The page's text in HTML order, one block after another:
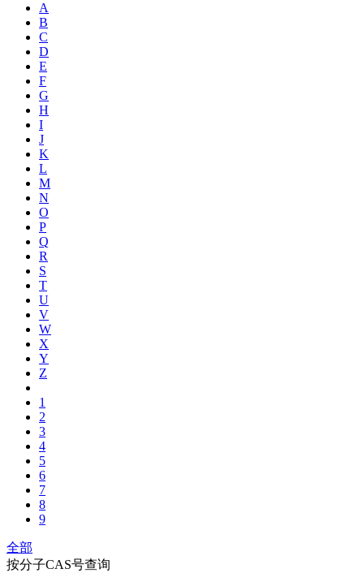
A
B
C
D
E
F
G
H
I
J
K
L
M
N
O
P
Q
R
S
T
U
V
W
X
Y
Z
1
2
3
4
5
6
7
8
9
全部
按分子CAS号查询